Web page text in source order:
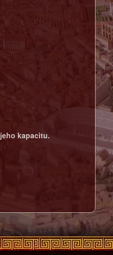
kapacitu.